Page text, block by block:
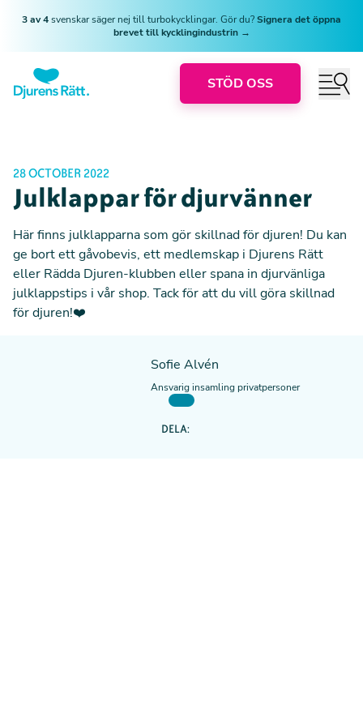
3 av 4svenskar säger nej till turbokycklingar. Gör du?Signera det öppna
brevet till kycklingindustrin →
STÖD OSS
28 OCTOBER 2022
Julklappar för djurvänner
Här finns julklapparna som gör skillnad för djuren! Du kan
ge bort ett gåvobevis, ett medlemskap i Djurens Rätt
eller Rädda Djuren-klubben eller spana in djurvänliga
julklappstips i vår shop. Tack för att du vill göra skillnad
för djuren!❤️
Sofie Alvén
Ansvarig insamling privatpersoner
DELA: